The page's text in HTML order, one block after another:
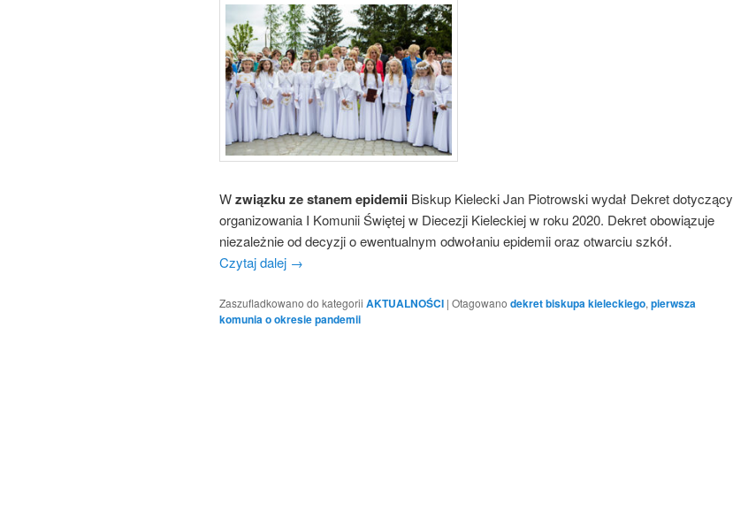
Wzwiązku ze stanem epidemii Biskup Kielecki Jan Piotrowski wydał Dekret dotyczący
organizowania I Komunii Świętej w Diecezji Kieleckiej w roku 2020. Dekret obowiązuje
niezależnie od decyzji o ewentualnym odwołaniu epidemii oraz otwarciu szkół.
Czytaj dalej →
Zaszufladkowano do kategorii AKTUALNOŚCI | Otagowano dekret biskupa kieleckiego, pierwsza
komunia o okresie pandemii